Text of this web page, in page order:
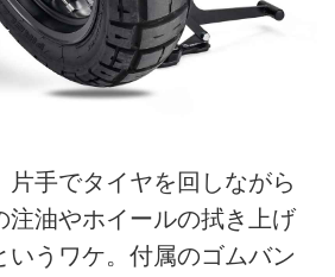
片手でタイヤを回しながら
注油やホイールの拭き上げ
いうワケ。付属のゴムバン